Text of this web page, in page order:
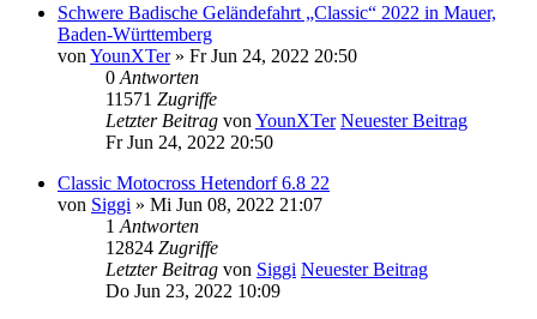
Schwere Badische Geländefahrt „Classic“ 2022 in Mauer,
Baden-Württemberg
von YounXTer» Fr Jun 24, 2022 20:50
0 Antworten
11571 Zugriffe
Letzter Beitrag von YounXTer Neuester Beitrag
Fr Jun 24, 2022 20:50
Classic Motocross Hetendorf 6.8 22
von Siggi » Mi Jun 08, 2022 21:07
1 Antworten
12824 Zugriffe
Letzter Beitrag von Siggi Neuester Beitrag
Do Jun 23, 2022 10:09